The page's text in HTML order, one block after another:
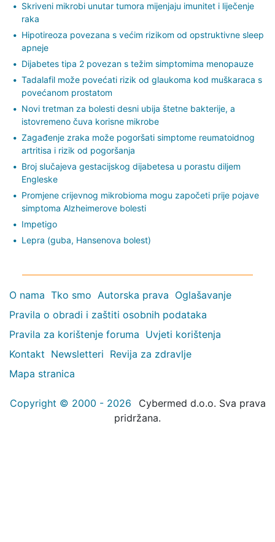
Skriveni mikrobi unutar tumora mijenjaju imunitet i liječenje
raka
Hipotireoza povezana s većim rizikom od opstruktivne sleep
apneje
Dijabetes tipa 2 povezan s težim simptomima menopauze
Tadalafil može povećati rizik od glaukoma kod muškaraca s
povećanom prostatom
Novi tretman za bolesti desni ubija štetne bakterije, a
istovremeno čuva korisne mikrobe
Zagađenje zraka može pogoršati simptome reumatoidnog
artritisa i rizik od pogoršanja
Broj slučajeva gestacijskog dijabetesa u porastu diljem
Engleske
Promjene crijevnog mikrobioma mogu započeti prije pojave
simptoma Alzheimerove bolesti
Impetigo
Lepra (guba, Hansenova bolest)
O nama Tko smo Autorska prava Oglašavanje
Pravila o obradi i zaštiti osobnih podataka
Pravila za korištenje foruma Uvjeti korištenja
Kontakt Newsletteri Revija za zdravlje
Mapa stranica
Copyright © 2000 - 2026
Cybermed d.o.o. Sva prava
pridržana.